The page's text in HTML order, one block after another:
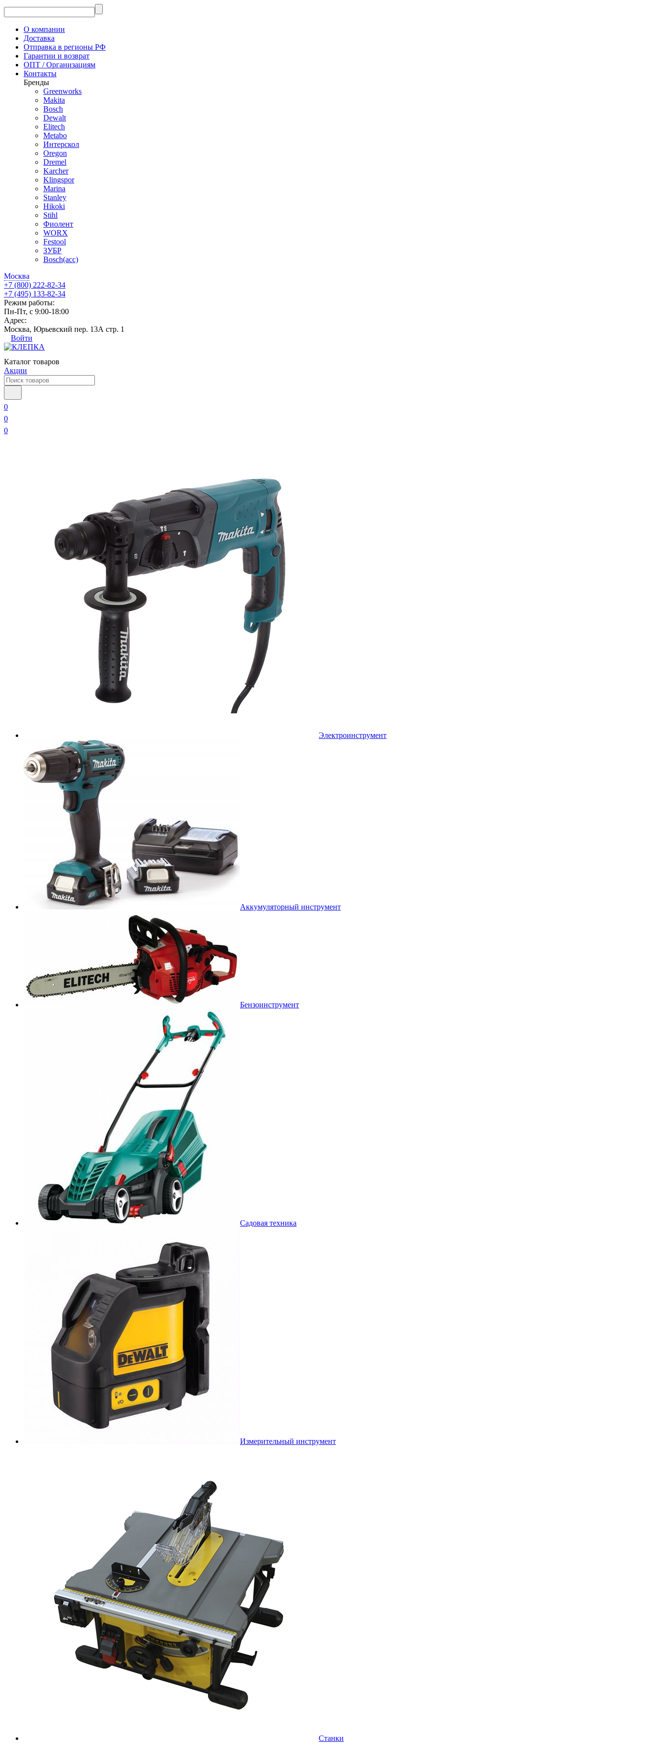
О компании
Доставка
Отправка в регионы РФ
Гарантии и возврат
ОПТ / Организациям
Контакты
Бренды
Greenworks
Makita
Bosch
Dewalt
Elitech
Metabo
Интерскол
Oregon
Dremel
Karcher
Klingspor
Marina
Stanley
Hikoki
Stihl
Фиолент
WORX
Festool
ЗУБР
Bosch(acc)
Москва
+7 (800) 222-82-34
+7 (495) 133-82-34
Режим работы:
Пн-Пт, с 9:00-18:00
Адрес:
Москва, Юрьевский пер. 13А стр. 1
Войти
Каталог товаров
Акции
0
0
0
Электроинструмент
Аккумуляторный инструмент
Бензоинструмент
Садовая техника
Измерительный инструмент
Станки